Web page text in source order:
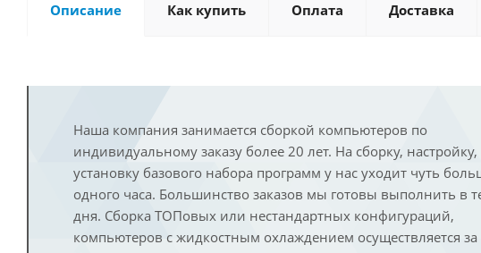
Описание Как купить Оплата Доставка
Наша компания занимается сборкой компьютеров по
индивидуальному заказу более 20 лет. На сборку, настройку,
установку базового набора программ у нас уходит чуть
одного часа. Большинство заказов мы готовы выполнить в
дня. Сборка ТОПовых или нестандартных конфигураций,
компьютеров с жидкостным охлаждением осуществляется за